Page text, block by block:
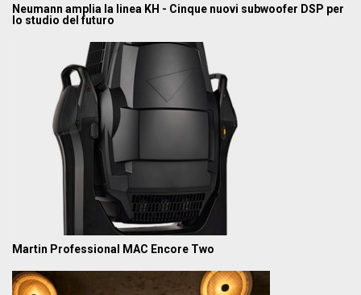
Neumann amplia la linea KH - Cinque nuovi subwoofer DSP per
lo studio del futuro
Martin Professional MAC Encore Two